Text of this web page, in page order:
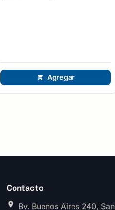
Agregar
Contacto
Bv. Buenos Aires 240, San